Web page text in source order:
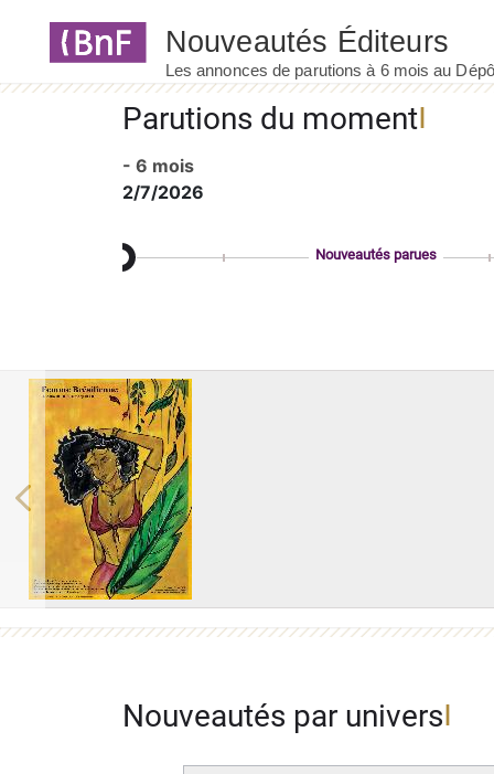
Parutions du moment
- 6 mois
2/7/2026
Nouveautés parues
Previous
Nouveautés par univers